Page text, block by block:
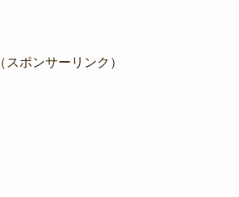
（スポンサーリンク）